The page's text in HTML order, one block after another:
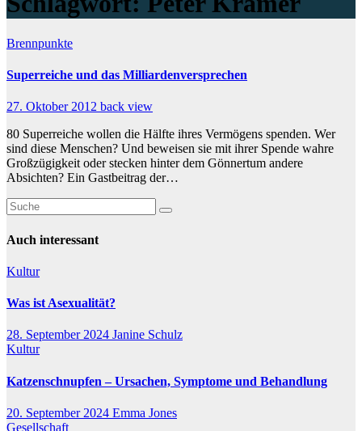
Brennpunkte
Superreiche und das Milliardenversprechen
27. Oktober 2012 back view
80 Superreiche wollen die Hälfte ihres Vermögens spenden. Wer
sind diese Menschen? Und beweisen sie mit ihrer Spende wahre
Großzügigkeit oder stecken hinter dem Gönnertum andere
Absichten? Ein Gastbeitrag der…
Auch interessant
Kultur
Was ist Asexualität?
28. September 2024 Janine Schulz
Kultur
Katzenschnupfen – Ursachen, Symptome und Behandlung
20. September 2024 Emma Jones
Gesellschaft